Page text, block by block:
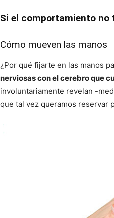
Si el comportamiento no
Cómo mueven las manos
¿Por qué fijarte en las manos
nerviosas con el cerebro que
involuntariamente revelan -
que tal vez queramos reservar